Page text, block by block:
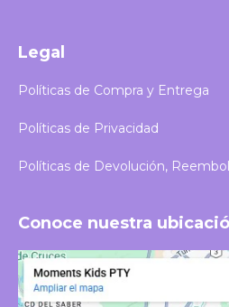
Legal
Políticas de Compra y Entrega
Políticas de Privacidad
Políticas de Devolución,
Conoce nuestra